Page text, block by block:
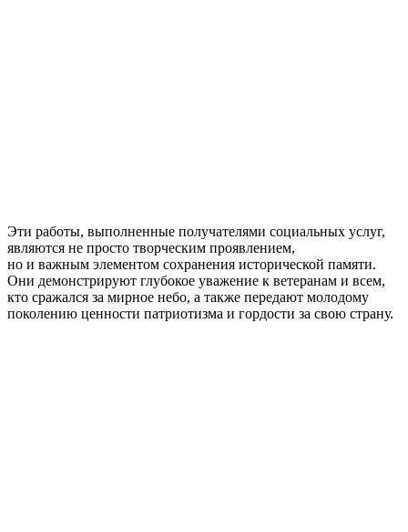
Эти работы, выполненные получателями социальных услуг,
являются не просто творческим проявлением,
но и важным элементом сохранения исторической памяти.
Они демонстрируют глубокое уважение к ветеранам и всем,
кто сражался за мирное небо, а также передают молодому
поколению ценности патриотизма и гордости за свою страну.